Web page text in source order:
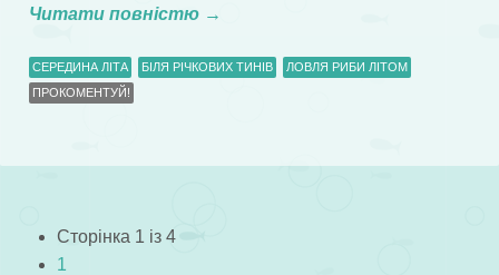
Читати повністю →
СЕРЕДИНА ЛІТА БІЛЯ РІЧКОВИХ ТИНІВ
ЛОВЛЯ РИБИ ЛІТОМ
ПРОКОМЕНТУЙ!
Сторінка 1 із 4
1